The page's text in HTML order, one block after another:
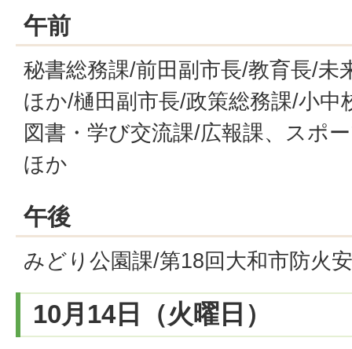
午前
秘書総務課/前田副市長/教育長/未
ほか/樋田副市長/政策総務課/小中
図書・学び交流課/広報課、スポ
ほか
午後
みどり公園課/第18回大和市防火
10月14日（火曜日）